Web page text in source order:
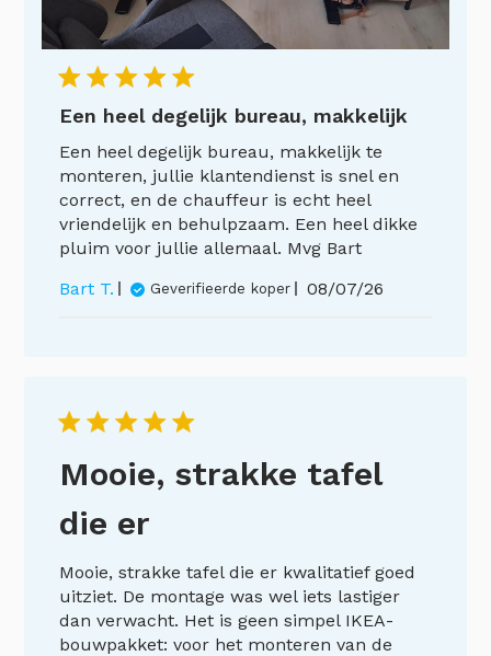
Een heel degelijk bureau, makkelijk
Een heel degelijk bureau, makkelijk te
monteren, jullie klantendienst is snel en
correct, en de chauffeur is echt heel
vriendelijk en behulpzaam. Een heel dikke
pluim voor jullie allemaal. Mvg Bart
Bart T.
Geverifieerde koper Publicatiedatum
08/07/26
Mooie, strakke tafel
die er
Mooie, strakke tafel die er kwalitatief goed
uitziet. De montage was wel iets lastiger
dan verwacht. Het is geen simpel IKEA-
bouwpakket: voor het monteren van de